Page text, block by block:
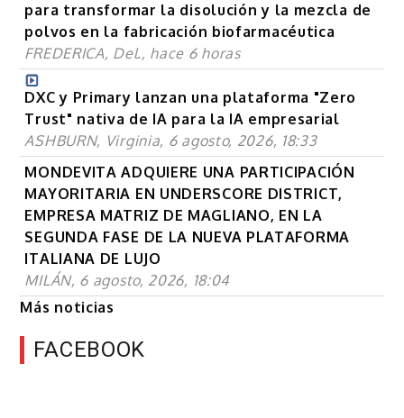
para transformar la disolución y la mezcla de
polvos en la fabricación biofarmacéutica
FREDERICA, Del., hace 6 horas
DXC y Primary lanzan una plataforma "Zero
Trust" nativa de IA para la IA empresarial
ASHBURN, Virginia, 6 agosto, 2026, 18:33
MONDEVITA ADQUIERE UNA PARTICIPACIÓN
MAYORITARIA EN UNDERSCORE DISTRICT,
EMPRESA MATRIZ DE MAGLIANO, EN LA
SEGUNDA FASE DE LA NUEVA PLATAFORMA
ITALIANA DE LUJO
MILÁN, 6 agosto, 2026, 18:04
Más noticias
FACEBOOK